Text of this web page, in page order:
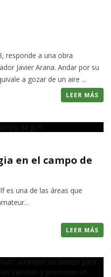
responde a una obra
Javier Arana. Andar por su
a gozar de un aire ...
LEER MÁS
en el campo de
es una de las áreas que
LEER MÁS